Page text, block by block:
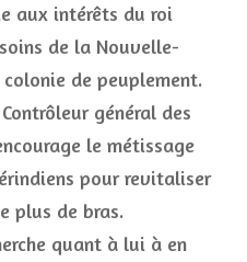
aux intérêts du roi
de la Nouvelle-
de peuplement.
général des
le métissage
pour revitaliser
plus de bras.
quant à lui à en